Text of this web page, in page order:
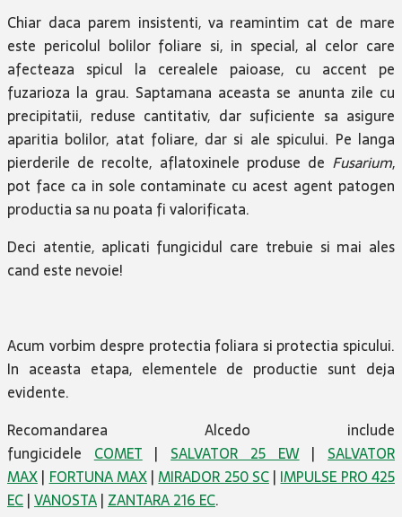
Chiar daca parem insistenti, va reamintim cat de mare
este pericolul bolilor foliare si, in special, al celor care
afecteaza spicul la cerealele paioase, cu accent pe
fuzarioza la grau. Saptamana aceasta se anunta zile cu
precipitatii, reduse cantitativ, dar suficiente sa asigure
aparitia bolilor, atat foliare, dar si ale spicului. Pe langa
pierderile de recolte, aflatoxinele produse de Fusarium,
pot face ca in sole contaminate cu acest agent patogen
productia sa nu poata fi valorificata.
Deci atentie, aplicati fungicidul care trebuie si mai ales
cand este nevoie!
Acum vorbim despre protectia foliara si protectia spicului.
In aceasta etapa, elementele de productie sunt deja
evidente.
Recomandarea Alcedo include
fungicidele COMET | SALVATOR 25 EW| SALVATOR
MAX| FORTUNA MAX|MIRADOR 250 SC| IMPULSE PRO 425
EC|VANOSTA| ZANTARA 216 EC.